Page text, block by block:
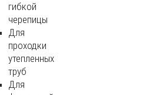
гибкой
черепицы
Для
проходки
утепленных
труб
Для